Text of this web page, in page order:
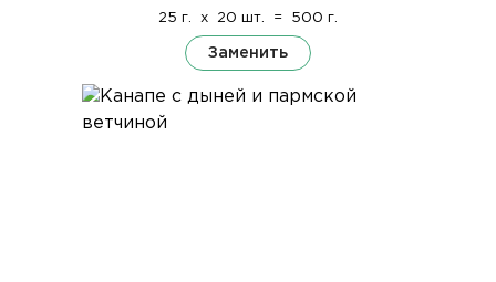
25 г. x 20 шт. = 500 г.
Заменить